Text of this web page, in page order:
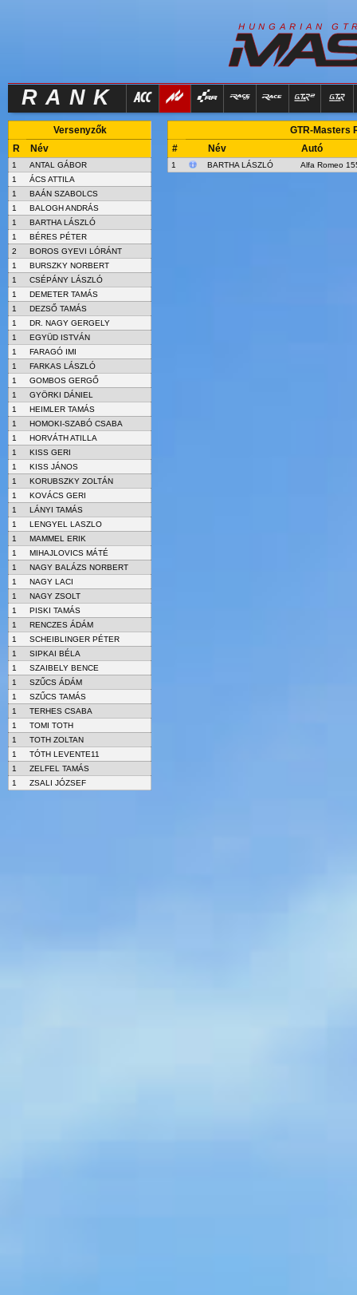
H U N G A R I A N G T
RANK
Versenyzők
R
Név
1
ANTAL GÁBOR
1
ÁCS ATTILA
1
BAÁN SZABOLCS
1
BALOGH ANDRÁS
1
BARTHA LÁSZLÓ
1
BÉRES PÉTER
2
BOROS GYEVI LÓRÁNT
1
BURSZKY NORBERT
1
CSÉPÁNY LÁSZLÓ
1
DEMETER TAMÁS
1
DEZSŐ TAMÁS
1
DR. NAGY GERGELY
1
EGYÜD ISTVÁN
1
FARAGÓ IMI
1
FARKAS LÁSZLÓ
1
GOMBOS GERGŐ
1
GYÖRKI DÁNIEL
1
HEIMLER TAMÁS
1
HOMOKI-SZABÓ CSABA
1
HORVÁTH ATILLA
1
KISS GERI
1
KISS JÁNOS
1
KORUBSZKY ZOLTÁN
1
KOVÁCS GERI
1
LÁNYI TAMÁS
1
LENGYEL LASZLO
1
MAMMEL ERIK
1
MIHAJLOVICS MÁTÉ
1
NAGY BALÁZS NORBERT
1
NAGY LACI
1
NAGY ZSOLT
1
PISKI TAMÁS
1
RENCZES ÁDÁM
1
SCHEIBLINGER PÉTER
1
SIPKAI BÉLA
1
SZAIBELY BENCE
1
SZŰCS ÁDÁM
1
SZŰCS TAMÁS
1
TERHES CSABA
1
TOMI TOTH
1
TOTH ZOLTAN
1
TÓTH LEVENTE11
1
ZELFEL TAMÁS
1
ZSALI JÓZSEF
GTR-Masters
#
Név Autó
1 BARTHA LÁSZLÓ Alfa Romeo